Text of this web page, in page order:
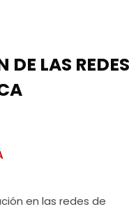
LAS
en las redes de